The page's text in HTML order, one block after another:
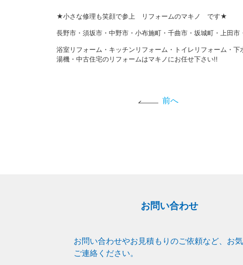
★小さな修理も笑顔で参上 リフォームのマキノ です★
長野市・須坂市・中野市・小布施町・千曲市・坂城町・上田
浴室リフォーム・キッチンリフォーム・トイレリフォーム・
湯機・中古住宅のリフォームはマキノにお任せ下さい!!
前へ
お問い合わせ
お問い合わせやお見積もりのご依頼など、お
ご連絡ください。